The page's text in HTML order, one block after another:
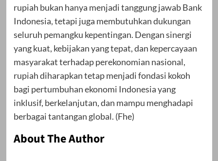
rupiah bukan hanya menjadi tanggung jawab Bank
Indonesia, tetapi juga membutuhkan dukungan
seluruh pemangku kepentingan. Dengan sinergi
yang kuat, kebijakan yang tepat, dan kepercayaan
masyarakat terhadap perekonomian nasional,
rupiah diharapkan tetap menjadi fondasi kokoh
bagi pertumbuhan ekonomi Indonesia yang
inklusif, berkelanjutan, dan mampu menghadapi
berbagai tantangan global. (Fhe)
About The Author